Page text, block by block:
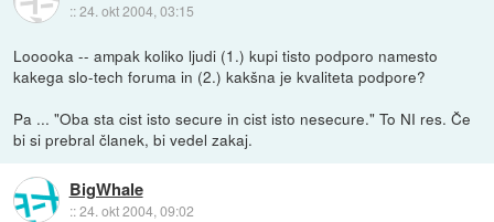
::24. okt 2004, 03:15
Looooka -- ampak koliko ljudi (1.) kupi tisto podporo namesto
kakega slo-tech foruma in (2.) kakšna je kvaliteta podpore?
Pa ... "Oba sta cist isto secure in cist isto nesecure." To NI res. Če
bi si prebral članek, bi vedel zakaj.
BigWhale
::24. okt 2004, 09:02